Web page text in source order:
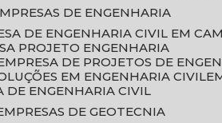
DE ENGENHARIA
DE ENGENHARIA CIVIL EM
PROJETO ENGENHARIA
EMPRESA DE PROJETOS DE
EM ENGENHARIA CIVIL
DE ENGENHARIA CIVIL
EMPRESAS DE GEOTECNIA